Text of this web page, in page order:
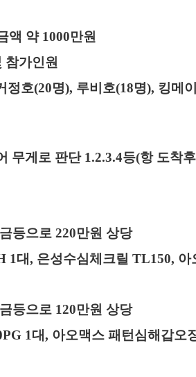
액 약 1000만원
참가인원
정호(20명), 루비호(18명), 킹메
무게로 판단 1.2.3.4등(항 도착
등으로 220만원 상당
1대, 은성수심체크릴 TL150, 아
등으로 120만원 상당
1대, 아오맥스 패턴심해갑오